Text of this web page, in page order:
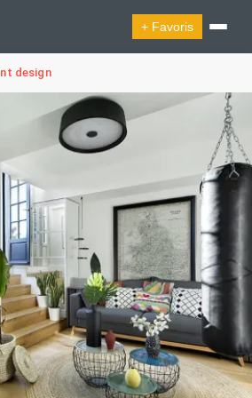
+ Favoris
ℹ︎ À propos
Cabanes
Photos
La Semaine Décoration Et Design
Mélo Suédois
Publi Reportage
Scandinaves
Signe Astrologique
Jour
Loft
House
Maison D'hôtes
Vintage
On Décode La Déco
design